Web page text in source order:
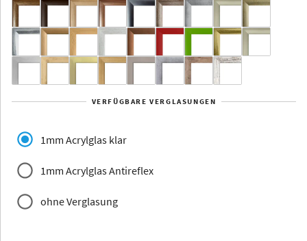
Yukon Alaska
Jersey Dauphine
VERFÜGBARE VERGLASUNGEN
1mm Acrylglas klar
1mm Acrylglas Antireflex
ohne Verglasung